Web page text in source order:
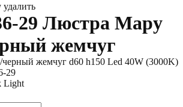
удалить
29 Люстра Мару
жемчуг
жемчуг d60 h150 Led 40W (3000K)
29
Light